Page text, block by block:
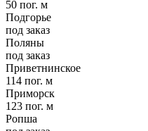
50 пог. м
Подгорье
под заказ
Поляны
под заказ
Приветнинское
114 пог. м
Приморск
123 пог. м
Ропша